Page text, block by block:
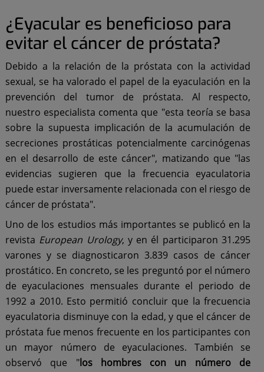
¿Eyacular es beneficioso para
evitar el cáncer de próstata?
Debido a la relación de la próstata con la actividad
sexual, se ha valorado el papel de la eyaculación en la
prevención del tumor de próstata. Al respecto,
nuestro especialista comenta que "esta teoría se basa
sobre la supuesta implicación de la acumulación de
secreciones prostáticas potencialmente carcinógenas
en el desarrollo de este cáncer", matizando que "las
evidencias sugieren que la frecuencia eyaculatoria
puede estar inversamente relacionada con el riesgo de
cáncer de próstata".
Uno de los estudios más importantes se publicó en la
revista European Urology, y en él participaron 31.295
varones y se diagnosticaron 3.839 casos de cáncer
prostático. En concreto, se les preguntó por el número
de eyaculaciones mensuales durante el periodo de
1992 a 2010. Esto permitió concluir que la frecuencia
eyaculatoria disminuye con la edad, y que el cáncer de
próstata fue menos frecuente en los participantes con
un mayor número de eyaculaciones. También se
observó que "los hombres con un número de